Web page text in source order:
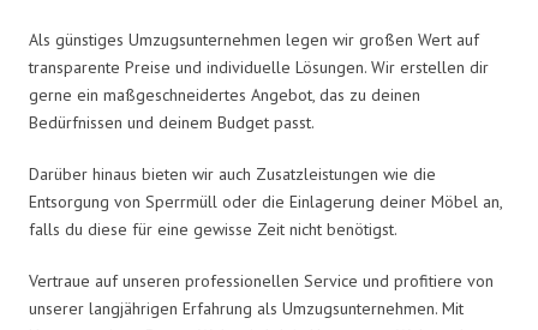
Als günstiges Umzugsunternehmen legen wir großen Wert auf
transparente Preise und individuelle Lösungen. Wir erstellen dir
gerne ein maßgeschneidertes Angebot, das zu deinen
Bedürfnissen und deinem Budget passt.
Darüber hinaus bieten wir auch Zusatzleistungen wie die
Entsorgung von Sperrmüll oder die Einlagerung deiner Möbel an,
falls du diese für eine gewisse Zeit nicht benötigst.
Vertraue auf unseren professionellen Service und profitiere von
unserer langjährigen Erfahrung als Umzugsunternehmen. Mit